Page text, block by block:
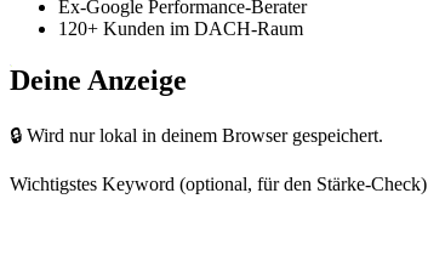
Ex-Google Performance-Berater
120+ Kunden im DACH-Raum
Deine Anzeige
🔒 Wird nur lokal in deinem Browser gespeichert.
Wichtigstes Keyword (optional, für den Stärke-Check)